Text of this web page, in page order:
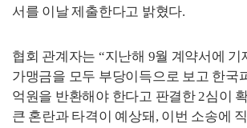
서를 이날 제출한다고 밝혔다.
협회 관계자는 “지난해 9월 계약서에 기
가맹금을 모두 부당이득으로 보고 한국
억원을 반환해야 한다고 판결한2심이
큰 혼란과 타격이 예상돼 , 이번 소송에